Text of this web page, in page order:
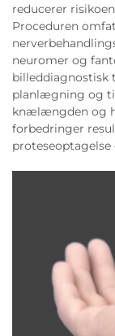
reducerer
Proceduren
neuromer og
billeddiagnostisk
planlægning og
knælængden og
forbedringer